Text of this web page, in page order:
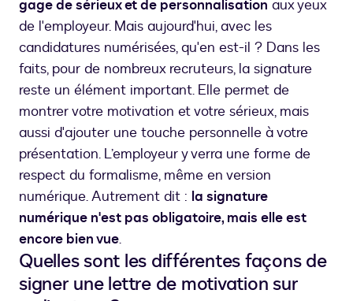
gage de sérieux et de personnalisation aux yeux
de l'employeur. Mais aujourd'hui, avec les
candidatures numérisées, qu'en est-il ? Dans les
faits, pour de nombreux recruteurs, la signature
reste un élément important. Elle permet de
montrer votre motivation et votre sérieux, mais
aussi d'ajouter une touche personnelle à votre
présentation. L’employeur y verra une forme de
respect du formalisme, même en version
numérique. Autrement dit : la signature
numérique n'est pas obligatoire, mais elle est
encore bien vue.
Quelles sont les différentes façons de
signer une lettre de motivation sur